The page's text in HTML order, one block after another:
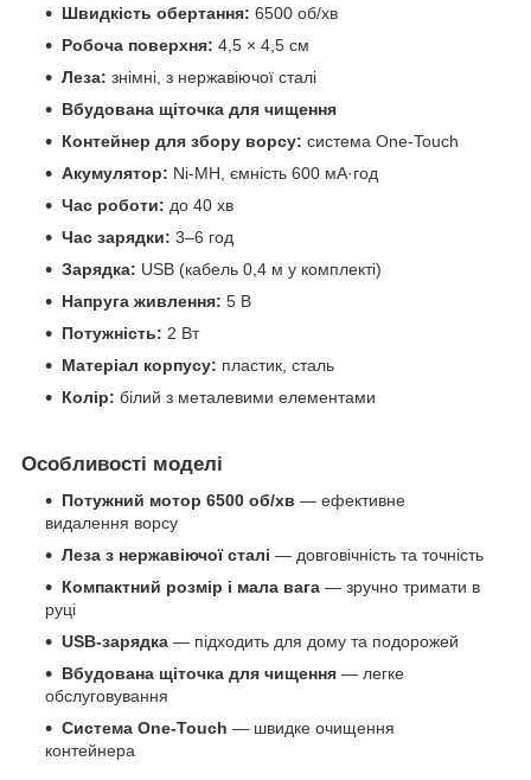
Швидкість обертання: 6500 об/хв
Робоча поверхня: 4,5 × 4,5 см
Леза: знімні, з нержавіючої сталі
Вбудована щіточка для чищення
Контейнер для збору ворсу: система One-Touch
Акумулятор: Ni-MH, ємність 600 мА·год
Час роботи: до 40 хв
Час зарядки: 3–6 год
Зарядка: USB (кабель 0,4 м у комплекті)
Напруга живлення: 5 В
Потужність: 2 Вт
Матеріал корпусу: пластик, сталь
Колір: білий з металевими елементами
Особливості моделі
Потужний мотор 6500 об/хв — ефективне
видалення ворсу
Леза з нержавіючої сталі — довговічність та точність
Компактний розмір і мала вага — зручно тримати в
руці
USB-зарядка — підходить для дому та подорожей
Вбудована щіточка для чищення — легке
обслуговування
Система One-Touch — швидке очищення
контейнера